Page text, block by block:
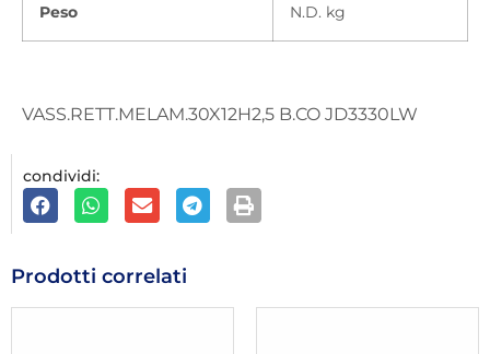
Peso N.D. kg
VASS.RETT.MELAM.30X12H2,5 B.CO JD3330LW
condividi:
Prodotti correlati